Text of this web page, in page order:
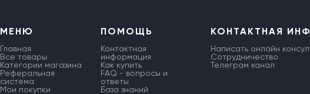
МЕНЮ
Главная
Все товары
Категории магазина
Реферальная
система
Мои покупки
ПОМОЩЬ
Контактная
информация
Как купить
FAQ - вопросы и
ответы
База знаний
КОНТАКТНАЯ
Написать онлайн
Сотрудничество
Телеграм канал